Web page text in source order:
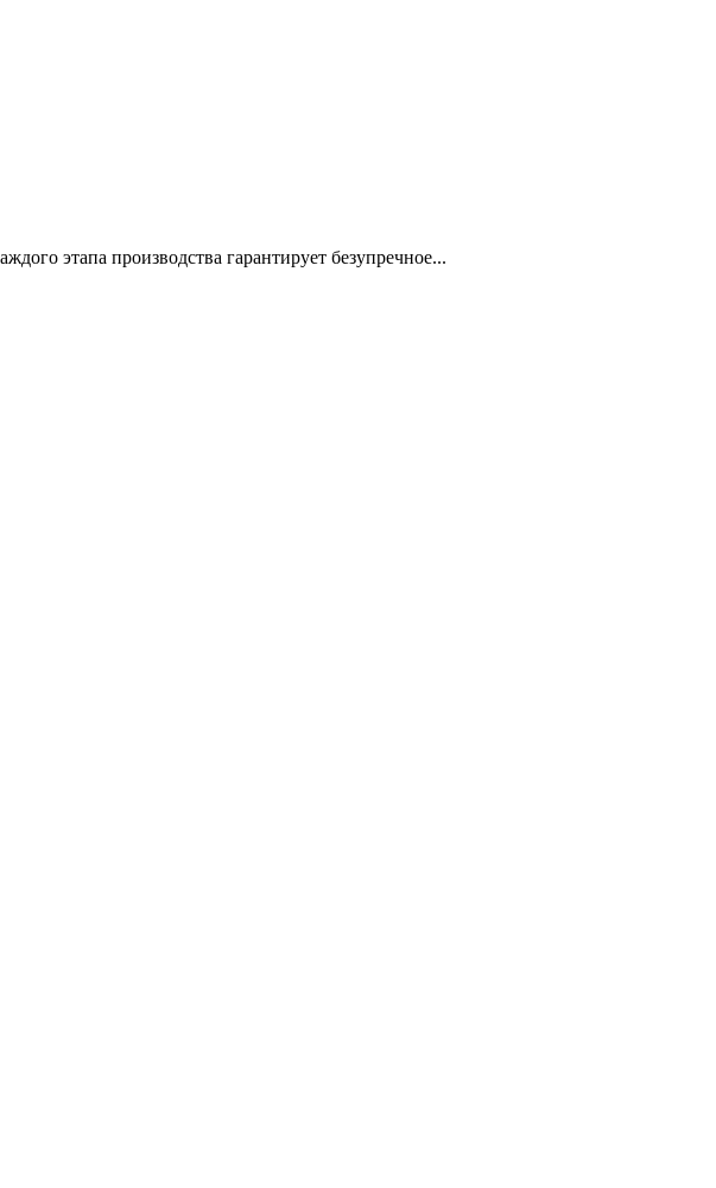
этапа производства гарантирует безупречное...